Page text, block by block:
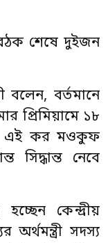
শেষে দুইজন
বলেন, বর্তমানে
প্রিমিয়ামে ১৮
এই কর মওকুফ
সিদ্ধান্ত নেবে
কেন্দ্রীয়
অর্থমন্ত্রী সদস্য